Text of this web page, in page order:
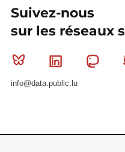
Suivez-nous
sur les réseaux
Bluesky Linkedin
info@data.public.lu